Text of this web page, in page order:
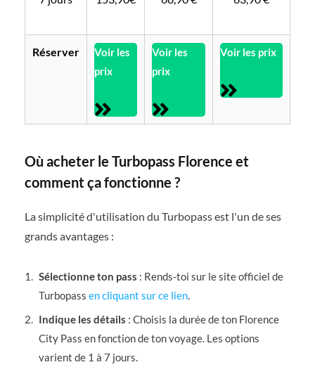
Réserver
Voir les
prix
Voir les
prix
Voir les prix
Où acheter le Turbopass Florence et
comment ça fonctionne ?
La simplicité d'utilisation du Turbopass est l'un de ses
grands avantages :
Sélectionne ton pass : Rends-toi sur le site officiel de
Turbopass en cliquant sur ce lien.
Indique les détails : Choisis la durée de ton Florence
City Pass en fonction de ton voyage. Les options
varient de 1 à 7 jours.